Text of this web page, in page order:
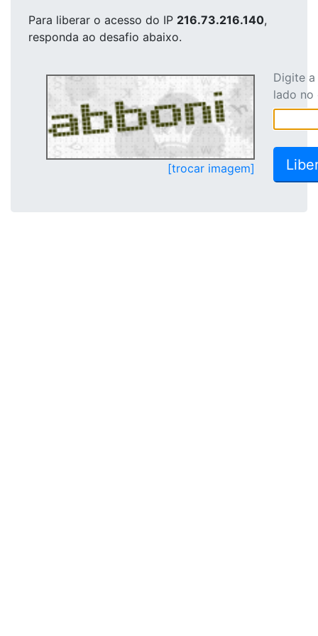
Para liberar o acesso do IP 216.73.216.140,
responda ao desafio abaixo.
[trocar imagem]
Digite
lado no